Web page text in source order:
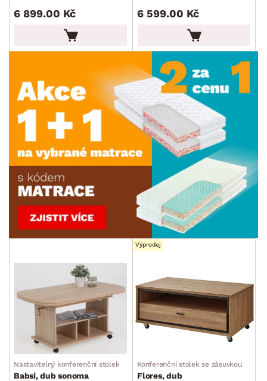
6 899.00 Kč 6 599.00 Kč
Nastavitelný konferenční stolek
Babsi, dub sonoma
Výprodej
Konferenční stolek se zásuvkou
Flores, dub